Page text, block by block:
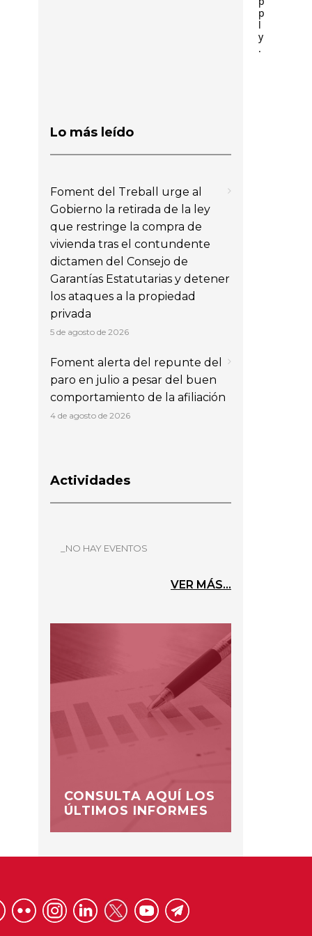
p
l
y
.
Lo más leído
Foment del Treball urge al
Gobierno la retirada de la ley
que restringe la compra de
vivienda tras el contundente
dictamen del Consejo de
Garantías Estatutarias y detener
los ataques a la propiedad
privada
5 de agosto de 2026
Foment alerta del repunte del
paro en julio a pesar del buen
comportamiento de la afiliación
4 de agosto de 2026
Actividades
_NO HAY EVENTOS
VER MÁS...
CONSULTA AQUÍ LOS
ÚLTIMOS INFORMES